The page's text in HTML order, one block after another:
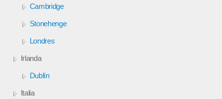
Cambridge
Stonehenge
Londres
Irlanda
Dublín
Italia